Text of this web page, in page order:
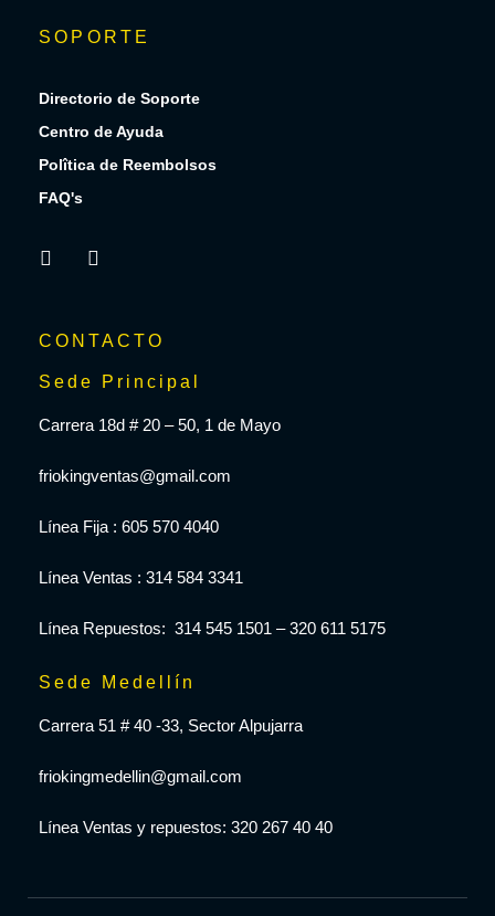
SOPORTE
Directorio de Soporte
Centro de Ayuda
Polîtica de Reembolsos
FAQ's
CONTACTO
Sede Principal
Carrera 18d # 20 – 50, 1 de Mayo
friokingventas@gmail.com
Línea Fija : 605 570 4040
Línea Ventas : 314 584 3341
Línea Repuestos: 314 545 1501 – 320 611 5175
Sede Medellín
Carrera 51 # 40 -33, Sector Alpujarra
friokingmedellin@gmail.com
Línea Ventas y repuestos: 320 267 40 40